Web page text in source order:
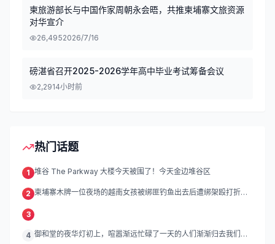
柬旅游部长与中国作家周朝永会晤，共推柬埔寨文旅资源
对华宣介
26,4952026/7/16
磅湛省召开2025-2026学年高中毕业考试筹备会议
2,2914小时前
热门话题
1 堆谷 The Parkway 大楼今天被围了！今天金边堆谷区
2 柬埔寨木牌一位夜场的越南女孩被绑匪钓鱼出去后遭绑架殴打折
3
4 御和堂的夜华灯初上，喧嚣渐远忙碌了一天的人们渐渐归去我们的